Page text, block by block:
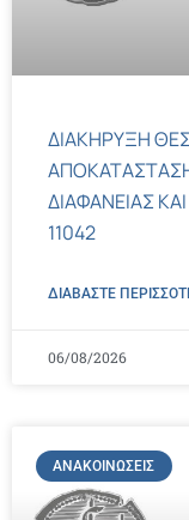
ΔΙΑΚΗΡΥΞΗ
ΔΙΑΦΑΝΕΙΑΣ
11042
ΔΙΑΒΑΣΤΕ
06/08/2026
ΑΝΑΚΟΙΝΏΣΕΙΣ